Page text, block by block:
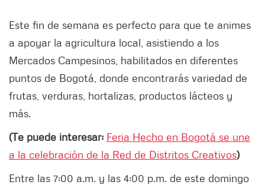
Este fin de semana es perfecto para que te animes
a apoyar la agricultura local, asistiendo a los
Mercados Campesinos, habilitados en diferentes
puntos de Bogotá, donde encontrarás variedad de
frutas, verduras, hortalizas, productos lácteos y
más.
(Te puede interesar: Feria Hecho en Bogotá se une
a la celebración de la Red de Distritos Creativos)
Entre las 7:00 a.m. y las 4:00 p.m. de este domingo